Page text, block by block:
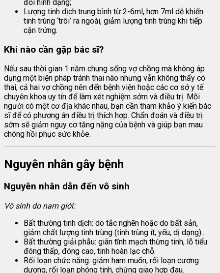
đổi hình dạng;
Lượng tinh dịch trung bình từ 2-6ml, hơn 7ml dễ khiến
tinh trùng ‘trôi’ ra ngoài, giảm lượng tinh trùng khi tiếp
cận trứng.
Khi nào cần gặp bác sĩ?
Nếu sau thời gian 1 năm chung sống vợ chồng mà không áp
dụng một biện pháp tránh thai nào nhưng vẫn không thấy có
thai, cả hai vợ chồng nên đến bệnh viện hoặc các cơ sở y tế
chuyên khoa uy tín để làm xét nghiệm sớm và điều trị. Mỗi
người có một cơ địa khác nhau, bạn cần tham khảo ý kiến bác
sĩ để có phương án điều trị thích hợp. Chẩn đoán và điều trị
sớm sẽ giảm nguy cơ tăng nặng của bệnh và giúp bạn mau
chóng hồi phục sức khỏe.
Nguyên nhân gây bệnh
Nguyên nhân dẫn đến vô sinh
Vô sinh do nam giới:
Bất thường tinh dịch: do tắc nghẽn hoặc do bất sản,
giảm chất lượng tinh trùng (tinh trùng ít, yếu, dị dạng)..
Bất thường giải phẫu: giãn tĩnh mạch thừng tinh, lỗ tiểu
đóng thấp, đóng cao, tinh hoàn lạc chỗ.
Rối loạn chức năng: giảm ham muốn, rối loạn cương
dương, rối loạn phóng tinh, chứng giao hợp đau.